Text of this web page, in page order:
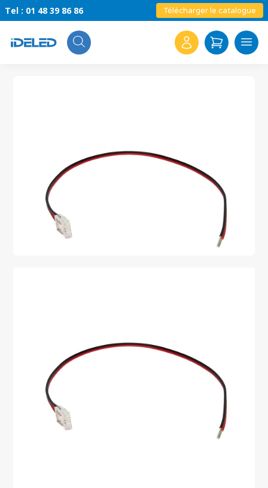
Tel : 01 48 39 86 86 Télécharger le catalogue
Search